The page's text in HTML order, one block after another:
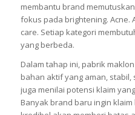
membantu brand
fokus pada brightening. Acne.
care. Setiap kategori
yang berbeda.
Dalam tahap ini, pabrik
bahan aktif yang aman,
juga menilai potensi klaim
Banyak brand baru ingin